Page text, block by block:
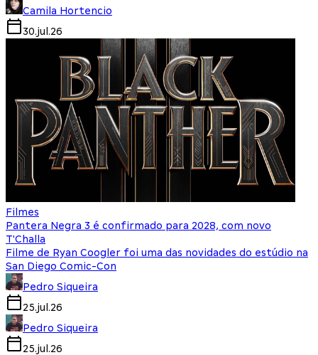
Camila Hortencio
30.jul.26
Filmes
Pantera Negra 3 é confirmado para 2028, com novo
T'Challa
Filme de Ryan Coogler foi uma das novidades do estúdio na
San Diego Comic-Con
Pedro Siqueira
25.jul.26
Pedro Siqueira
25.jul.26